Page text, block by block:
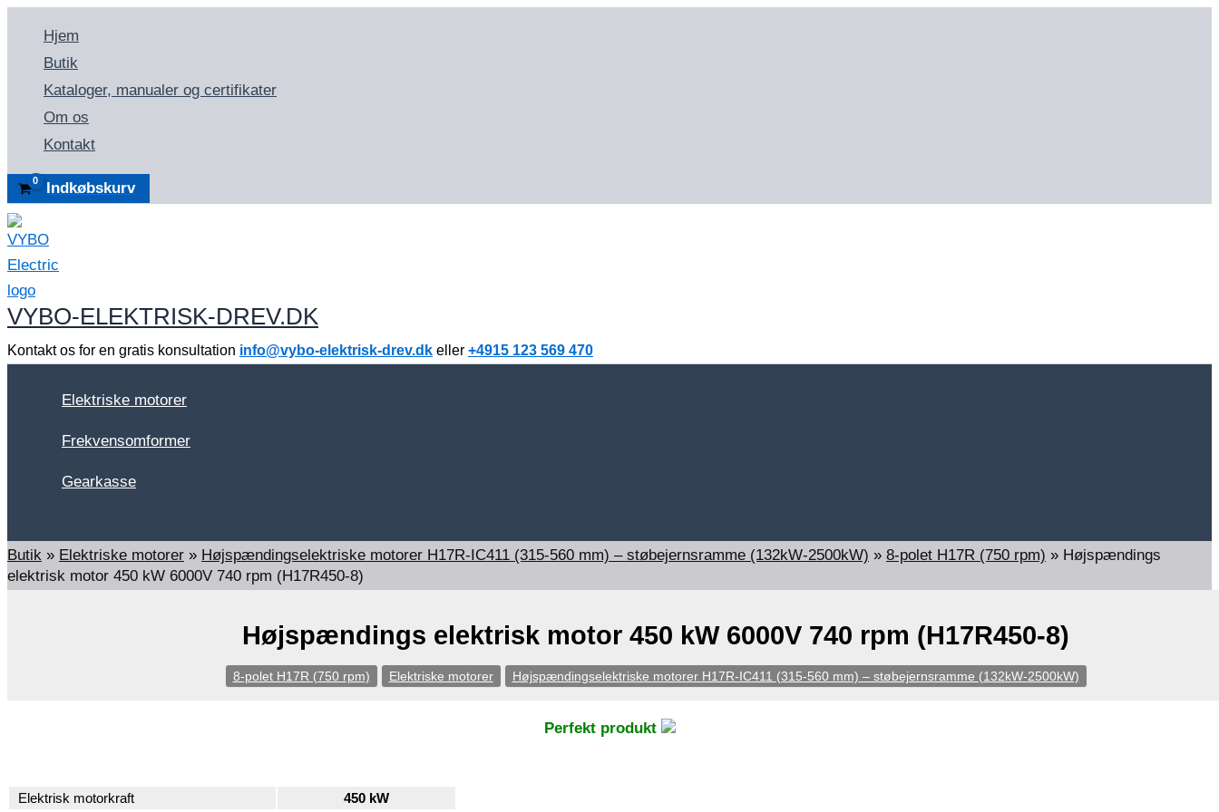
indholdet
Hjem
Butik
Kataloger, manualer og certifikater
Om os
Kontakt
Indkøbskurv
VYBO-ELEKTRISK-DREV.DK
Kontakt os for en gratis konsultation info@vybo-elektrisk-drev.dk eller +4915 123 569 470
Elektriske motorer
Frekvensomformer
Gearkasse
Butik » Elektriske motorer » Højspændingselektriske motorer H17R-IC411 (315-560 mm) – støbejernsramme (132kW-2500kW) » 8-polet H17R (750 rpm) » Højspændings
elektrisk motor 450 kW 6000V 740 rpm (H17R450-8)
Højspændings elektrisk motor 450 kW 6000V 740 rpm (H17R450-8)
8-polet H17R (750 rpm) Elektriske motorer Højspændingselektriske motorer H17R-IC411 (315-560 mm) – støbejernsramme (132kW-2500kW)
Perfekt produkt
Elektrisk motorkraft
450 kW